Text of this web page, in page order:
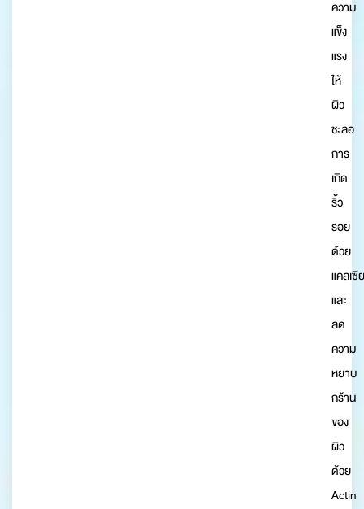
ความ
แข็ง
แรง
ให้
ผิว
ชะลอ
การ
เกิด
ริ้ว
รอย
ด้วย
แคลเซี
และ
ลด
ความ
หยาบ
กร้าน
ของ
ผิว
ด้วย
Actin